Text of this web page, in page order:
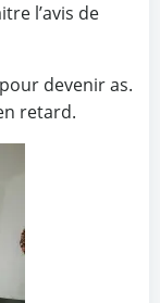
l’avis de
devenir as.
retard.